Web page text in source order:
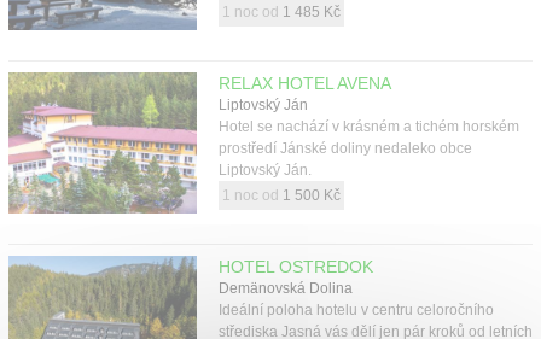
1 noc od 1 485 Kč
RELAX HOTEL AVENA
Liptovský Ján
Hotel se nachází v krásném a tichém horském
prostředí Jánské doliny nedaleko obce
Liptovský Ján.
1 noc od 1 500 Kč
HOTEL OSTREDOK
Demänovská Dolina
Ideální poloha hotelu v centru celoročního
střediska Jasná vás dělí jen pár kroků od letních